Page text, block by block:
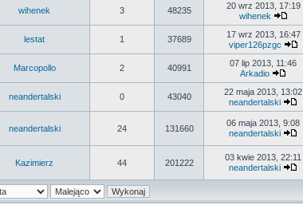
wihenek 3 48235
20 wrz 2013, 17:19
wihenek
lestat 1 37689
17 wrz 2013, 16:47
viper126pzgc
Marcopollo 2 40991
07 lip 2013, 11:46
Arkadio
neandertalski 0 43040
22 maja 2013, 13:02
neandertalski
neandertalski 24 131660
06 maja 2013, 9:08
neandertalski
Kazimierz 44 201222
03 kwie 2013, 22:11
neandertalski